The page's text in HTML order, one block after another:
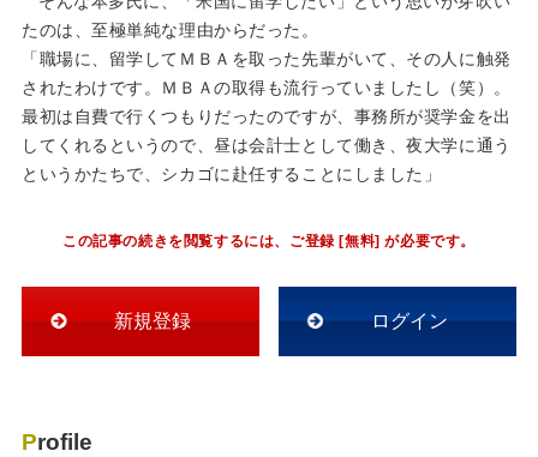
たのは、至極単純な理由からだった。
「職場に、留学してＭＢＡを取った先輩がいて、その人に触発
されたわけです。ＭＢＡの取得も流行っていましたし（笑）。
最初は自費で行くつもりだったのですが、事務所が奨学金を出
してくれるというので、昼は会計士として働き、夜大学に通う
というかたちで、シカゴに赴任することにしました」
この記事の続きを閲覧するには、ご登録 [無料] が必要です。
新規登録 ログイン
Profile